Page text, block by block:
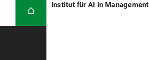
Institut für AI in Management